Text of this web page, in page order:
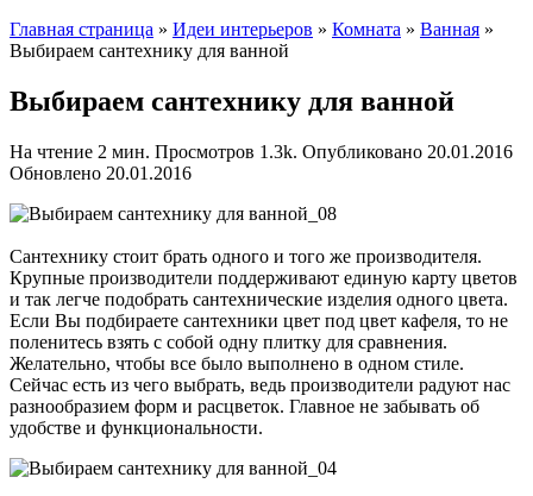
Главная страница » Идеи интерьеров » Комната » Ванная »
Выбираем сантехнику для ванной
Выбираем сантехнику для ванной
На чтение 2 мин. Просмотров 1.3k. Опубликовано 20.01.2016
Обновлено 20.01.2016
Сантехнику стоит брать одного и того же производителя.
Крупные производители поддерживают единую карту цветов
и так легче подобрать сантехнические изделия одного цвета.
Если Вы подбираете сантехники цвет под цвет кафеля, то не
поленитесь взять с собой одну плитку для сравнения.
Желательно, чтобы все было выполнено в одном стиле.
Сейчас есть из чего выбрать, ведь производители радуют нас
разнообразием форм и расцветок. Главное не забывать об
удобстве и функциональности.